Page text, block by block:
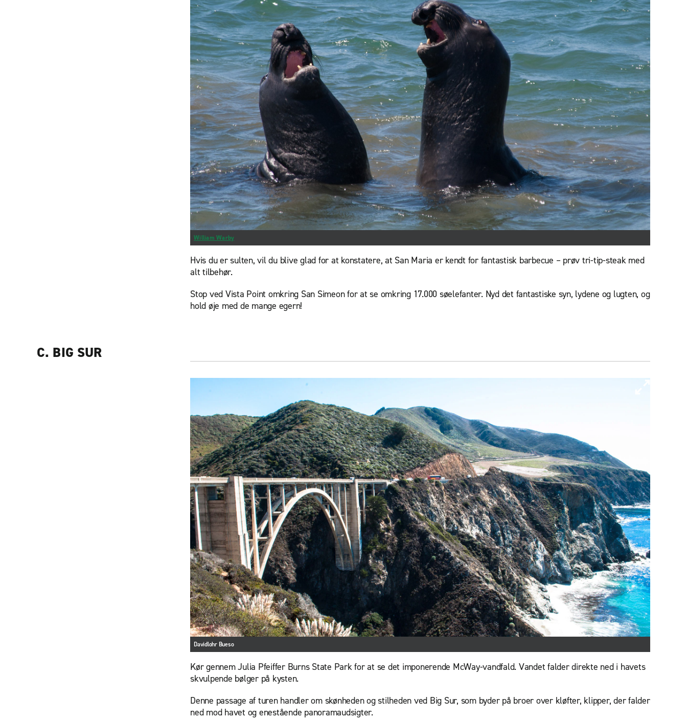
William Warby
Hvis du er sulten, vil du blive glad for at konstatere, at San Maria er kendt for fantastisk barbecue – prøv tri-tip-steak med
alt tilbehør.
Stop ved Vista Point omkring San Simeon for at se omkring 17.000 søelefanter. Nyd det fantastiske syn, lydene og lugten, og
hold øje med de mange egern!
C. BIG SUR
Davidlohr Bueso
Kør gennem Julia Pfeiffer Burns State Park for at se det imponerende McWay-vandfald. Vandet falder direkte ned i havets
skvulpende bølger på kysten.
Denne passage af turen handler om skønheden og stilheden ved Big Sur, som byder på broer over kløfter, klipper, der falder
ned mod havet og enestående panoramaudsigter.